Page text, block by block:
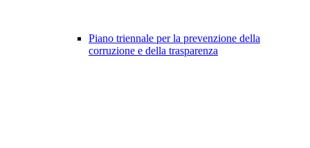
Piano triennale per la prevenzione della
corruzione e della trasparenza